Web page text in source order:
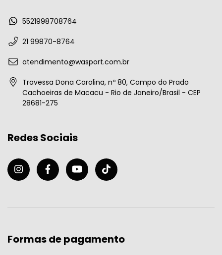
5521998708764
21 99870-8764
atendimento@wasport.com.br
Travessa Dona Carolina, nº 80, Campo do Prado
Cachoeiras de Macacu - Rio de Janeiro/Brasil - CEP
28681-275
Redes Sociais
Formas de pagamento